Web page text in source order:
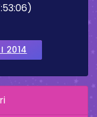
2014